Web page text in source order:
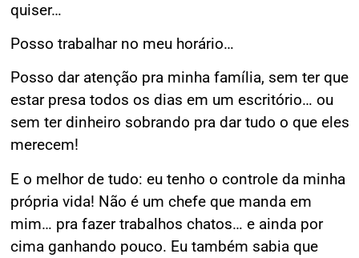
quiser…
Posso trabalhar no meu horário…
Posso dar atenção pra minha família, sem ter que
estar presa todos os dias em um escritório… ou
sem ter dinheiro sobrando pra dar tudo o que eles
merecem!
E o melhor de tudo: eu tenho o controle da minha
própria vida! Não é um chefe que manda em
mim… pra fazer trabalhos chatos… e ainda por
cima ganhando pouco. Eu também sabia que